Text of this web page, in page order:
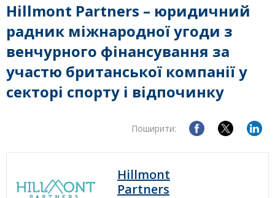
Hillmont Partners – юридичний
радник міжнародної угоди з
венчурного фінансування за
участю британської компанії у
секторі спорту і відпочинку
Поширити:
Hillmont
Partners